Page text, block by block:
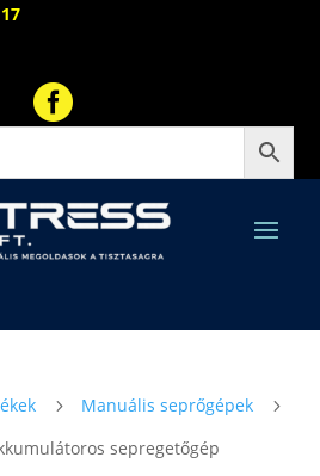

5 Manuális seprőgépek 5
sepregetőgép